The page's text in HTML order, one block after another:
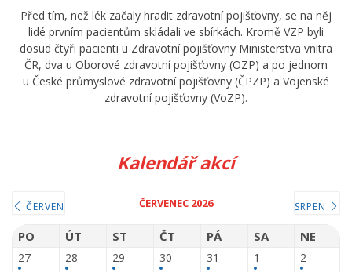
Před tím, než lék začaly hradit zdravotní pojišťovny, se na něj
lidé prvním pacientům skládali ve sbírkách. Kromě VZP byli
dosud čtyři pacienti u Zdravotní pojišťovny Ministerstva vnitra
ČR, dva u Oborové zdravotní pojišťovny (OZP) a po jednom
u České průmyslové zdravotní pojišťovny (ČPZP) a Vojenské
zdravotní pojišťovny (VoZP).
Kalendář akcí
ČERVEN ČERVENEC 2026 SRPEN
PO ÚT ST ČT PÁ SA NE
27 28 29 30 31 1 2